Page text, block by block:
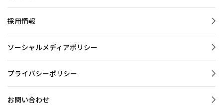
採用情報
ソーシャルメディアポリシー
プライバシーポリシー
お問い合わせ